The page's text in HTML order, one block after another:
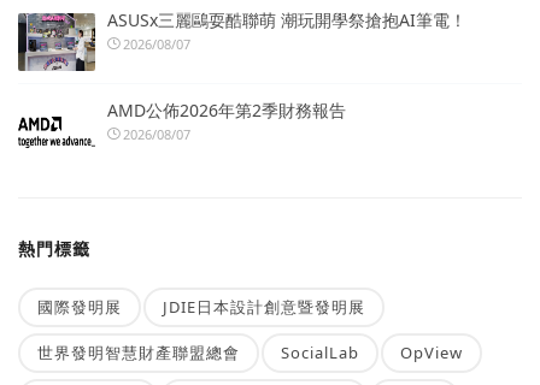
ASUSx三麗鷗耍酷聯萌 潮玩開學祭搶抱AI筆電！
2026/08/07
AMD公佈2026年第2季財務報告
2026/08/07
熱門標籤
國際發明展 JDIE日本設計創意暨發明展
世界發明智慧財產聯盟總會 SocialLab OpView